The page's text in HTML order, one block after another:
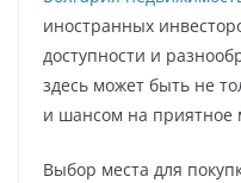
иностранных
доступности и
здесь может быть не
и шансом на приятное
Выбор места для